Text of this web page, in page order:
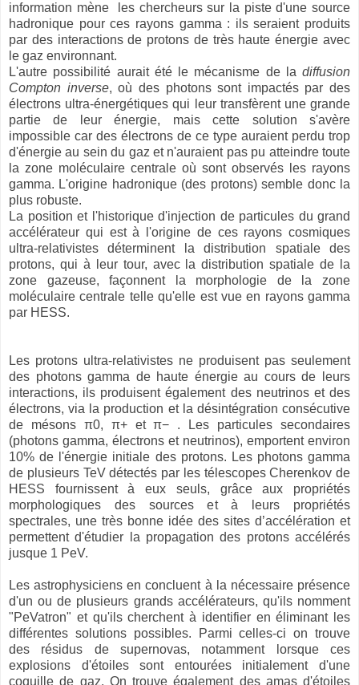
information mène les chercheurs sur la piste d'une source
hadronique pour ces rayons gamma : ils seraient produits
par des interactions de protons de très haute énergie avec
le gaz environnant.
L'autre possibilité aurait été le mécanisme de la diffusion
Compton inverse, où des photons sont impactés par des
électrons ultra-énergétiques qui leur transfèrent une grande
partie de leur énergie, mais cette solution s'avère
impossible car des électrons de ce type auraient perdu trop
d'énergie au sein du gaz et n'auraient pas pu atteindre toute
la zone moléculaire centrale où sont observés les rayons
gamma. L'origine hadronique (des protons) semble donc la
plus robuste.
La position et l'historique d'injection de particules du grand
accélérateur qui est à l'origine de ces rayons cosmiques
ultra-relativistes déterminent la distribution spatiale des
protons, qui à leur tour, avec la distribution spatiale de la
zone gazeuse, façonnent la morphologie de la zone
moléculaire centrale telle qu'elle est vue en rayons gamma
par HESS.
Les protons ultra-relativistes ne produisent pas seulement
des photons gamma de haute énergie au cours de leurs
interactions, ils produisent également des neutrinos et des
électrons, via la production et la désintégration consécutive
de mésons π0, π+ et π− .
Les particules secondaires
(photons gamma, électrons et neutrinos), emportent environ
10% de l'énergie initiale des protons. Les photons gamma
de plusieurs TeV détectés par les télescopes Cherenkov de
HESS fournissent à eux seuls, grâce aux propriétés
morphologiques des sources et à leurs propriétés
spectrales, une très bonne idée des sites d’accélération et
permettent d'étudier la propagation des protons accélérés
jusque 1 PeV.
Les astrophysiciens en concluent à la nécessaire présence
d'un ou de plusieurs grands accélérateurs, qu'ils nomment
"PeVatron" et qu'ils cherchent à identifier en éliminant les
différentes solutions possibles. Parmi celles-ci on trouve
des résidus de supernovas, notamment lorsque ces
explosions d'étoiles sont entourées initialement d'une
coquille de gaz. On trouve également des amas d'étoiles